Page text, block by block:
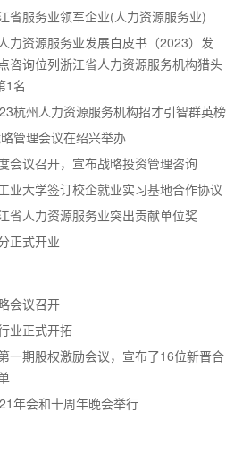
省服务业领军企业(人力资源服务业)
力资源服务业发展白皮书（2023）发
咨询位列浙江省人力资源服务机构猎头
1名
杭州人力资源服务机构招才引智群英榜
管理会议在绍兴举办
会议召开，宣布战略投资管理咨询
业大学签订校企就业实习基地合作协议
省人力资源服务业突出贡献单位奖
正式开业
会议召开
业正式开拓
一期股权激励会议，宣布了16位新晋合
年会和十周年晚会举行